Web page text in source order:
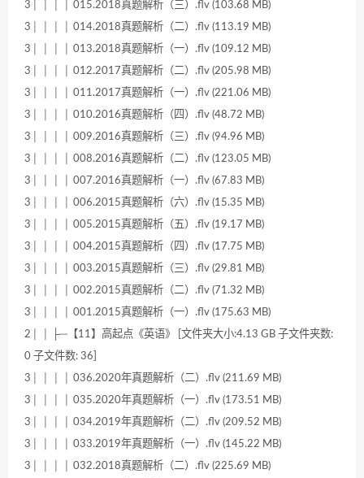
3│ │ │ │ 015.2018真题解析（三）.flv (103.68 MB)
3│ │ │ │ 014.2018真题解析（二）.flv (113.19 MB)
3│ │ │ │ 013.2018真题解析（一）.flv (109.12 MB)
3│ │ │ │ 012.2017真题解析（二）.flv (205.98 MB)
3│ │ │ │ 011.2017真题解析（一）.flv (221.06 MB)
3│ │ │ │ 010.2016真题解析（四）.flv (48.72 MB)
3│ │ │ │ 009.2016真题解析（三）.flv (94.96 MB)
3│ │ │ │ 008.2016真题解析（二）.flv (123.05 MB)
3│ │ │ │ 007.2016真题解析（一）.flv (67.83 MB)
3│ │ │ │ 006.2015真题解析（六）.flv (15.35 MB)
3│ │ │ │ 005.2015真题解析（五）.flv (19.17 MB)
3│ │ │ │ 004.2015真题解析（四）.flv (17.75 MB)
3│ │ │ │ 003.2015真题解析（三）.flv (29.81 MB)
3│ │ │ │ 002.2015真题解析（二）.flv (71.32 MB)
3│ │ │ │ 001.2015真题解析（一）.flv (175.63 MB)
2│ │ ├─【11】高起点《英语》 [文件夹大小:4.13 GB 子文件夹数:
0 子文件数: 36]
3│ │ │ │ 036.2020年真题解析（二）.flv (211.69 MB)
3│ │ │ │ 035.2020年真题解析（一）.flv (173.51 MB)
3│ │ │ │ 034.2019年真题解析（二）.flv (209.52 MB)
3│ │ │ │ 033.2019年真题解析（一）.flv (145.22 MB)
3│ │ │ │ 032.2018真题解析（二）.flv (225.69 MB)